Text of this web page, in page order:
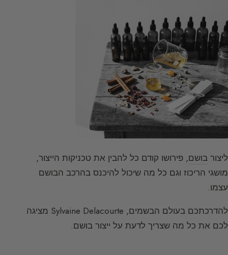
ליצור בושם, פירושו קודם כל להבין את טכניקות הייצור,
מושגי הריכוז וגם כל מה שיכול להיכנס בהרכב הבושם
עצמו.
להדרכתכם בעולם הבשמים, Sylvaine Delacourte מציגה
לכם את כל מה שצריך לדעת על ייצור בושם.